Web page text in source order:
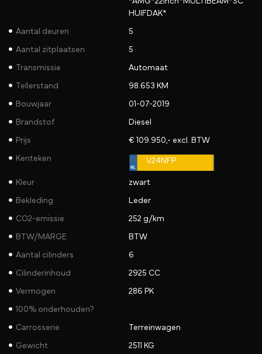
HUIFDAK*
Aantal deuren 5
Aantal zitplaatsen 5
Transmissie Automaat
Tellerstand 98.653 KM
Bouwjaar 01-07-2019
Brandstof Diesel
Prijs € 109.950,- excl. BTW
Kenteken V24NFP
Kleur zwart
Bekleding Leder
CO2-emissie 252 g/km
BTW/MARGE BTW
Aantal cilinders 6
Cilinderinhoud 2925 CC
Vermogen 286 PK
100% onderhouden?
Carrosserie Terreinwagen
Gewicht 2511 KG